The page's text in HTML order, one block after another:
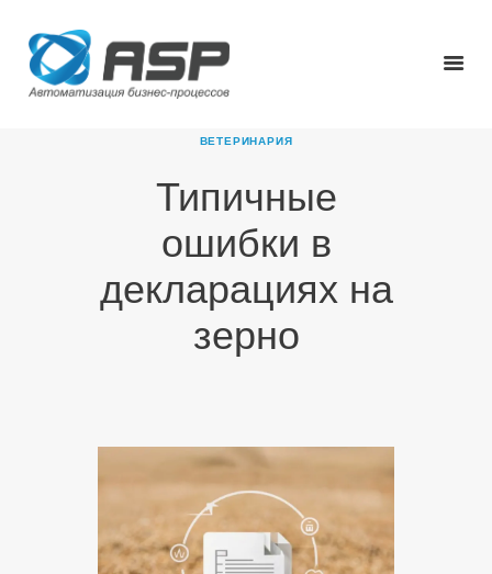
ВЕТЕРИНАРИЯ
Типичные
ошибки в
декларациях на
зерно
ГЛАВНАЯ
О КОМПАНИИ
НОВОСТИ